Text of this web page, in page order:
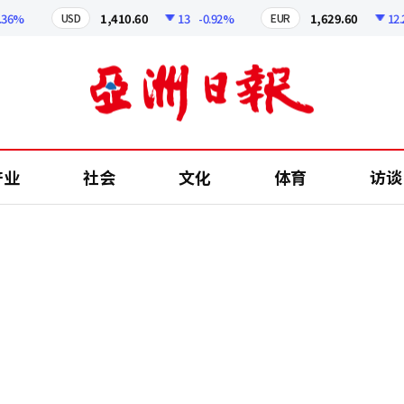
USD 1,410.60 -0.92% EUR 1,629.60 12.24 -
社会 文化 体育 访谈